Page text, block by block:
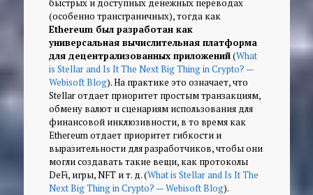
быстрых и доступных денежных переводах
(особенно трансграничных), тогда как
Ethereum был разработан как
универсальная вычислительная платформа
для децентрализованных приложений(What
is Stellar and Is It The Next Big Thing in Crypto? —
Webisoft Blog). На практике это означает, что
Stellar отдает приоритет простым транзакциям,
обмену валют и сценариям использования для
финансовой инклюзивности, в то время как
Ethereum отдает приоритет гибкости и
выразительности для разработчиков, чтобы они
могли создавать такие вещи, как протоколы
DeFi, игры, NFT и т. д. (What is Stellar and Is It The
Next Big Thing in Crypto? — Webisoft Blog).